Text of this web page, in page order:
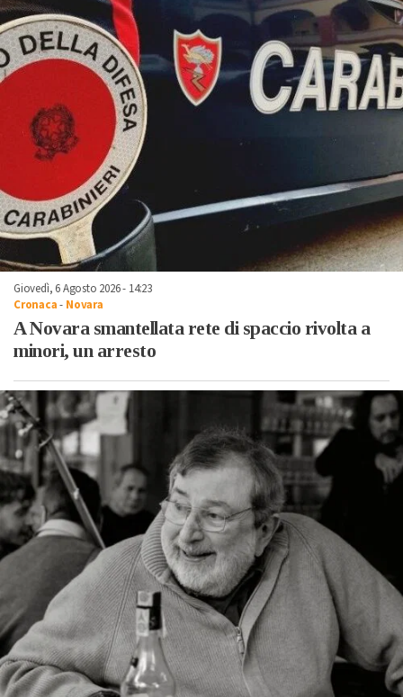
Giovedì, 6 Agosto 2026 - 14:23
Cronaca- Novara
A Novara smantellata rete di spaccio rivolta a
minori, un arresto